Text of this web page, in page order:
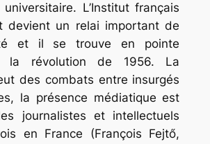
L’Institut français
devient un relai important de
et il se trouve en pointe
la révolution de 1956. La
des combats entre insurgés
la présence médiatique est
journalistes et intellectuels
en France (François Fejtő,